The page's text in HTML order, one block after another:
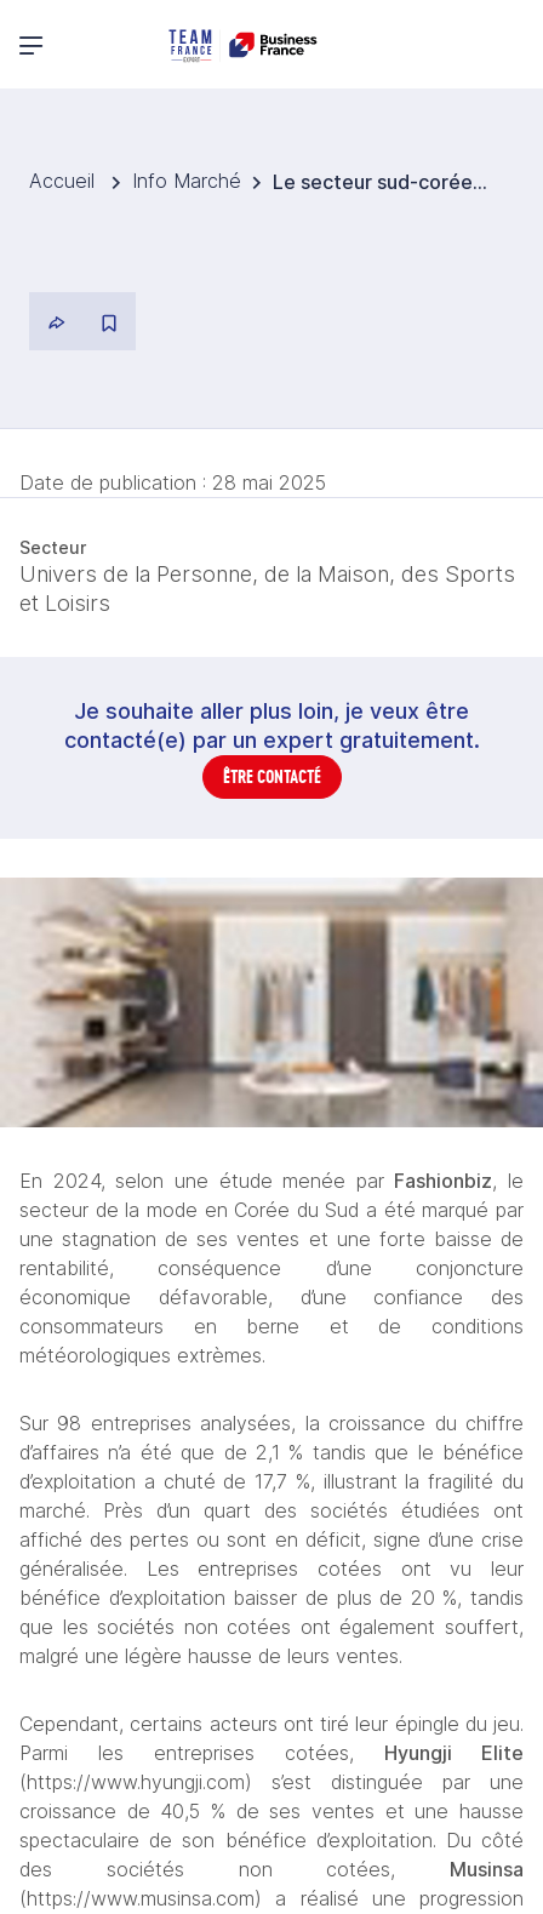
Menu principal
Accueil Info Marché Le secteur sud-coréen de la mode en difficulté malgré quelques succès
Date de publication : 28 mai 2025
Secteur
Univers de la Personne, de la Maison, des Sports
et Loisirs
Je souhaite aller plus loin, je veux être
contacté(e) par un expert gratuitement.
ÊTRE CONTACTÉ
En 2024, selon une étude menée par Fashionbiz, le
secteur de la mode en Corée du Sud a été marqué par
une stagnation de ses ventes et une forte baisse de
rentabilité, conséquence d’une conjoncture
économique défavorable, d’une confiance des
consommateurs en berne et de conditions
météorologiques extrèmes.
Sur 98 entreprises analysées, la croissance du chiffre
d’affaires n’a été que de 2,1 % tandis que le bénéfice
d’exploitation a chuté de 17,7 %, illustrant la fragilité du
marché. Près d’un quart des sociétés étudiées ont
affiché des pertes ou sont en déficit, signe d’une crise
généralisée. Les entreprises cotées ont vu leur
bénéfice d’exploitation baisser de plus de 20 %, tandis
que les sociétés non cotées ont également souffert,
malgré une légère hausse de leurs ventes.
Cependant, certains acteurs ont tiré leur épingle du jeu.
Parmi les entreprises cotées, Hyungji Elite
(https://www.hyungji.com) s’est distinguée par une
croissance de 40,5 % de ses ventes et une hausse
spectaculaire de son bénéfice d’exploitation. Du côté
des sociétés non cotées, Musinsa
(https://www.musinsa.com) a réalisé une progression